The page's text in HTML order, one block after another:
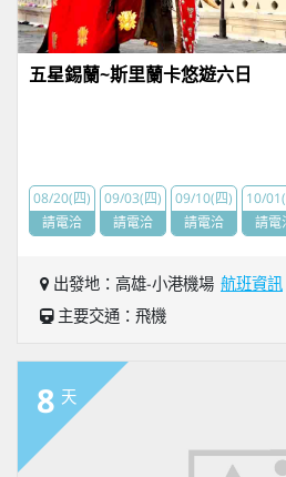
五星錫蘭~斯里蘭卡悠遊六日
08/20(四)
請電洽
09/03(四)
請電洽
09/10(四)
請電洽
10/
請電
出發地：高雄-小港機場 航班資訊
主要交通：飛機
8 天